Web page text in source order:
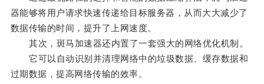
器能够将用户请求快速传递给目标服务器，从而大大减少了
数据传输的时间，提升了上网速度。
其次，斑马加速器还内置了一套强大的网络优化机制。
它可以自动识别并清理网络中的垃圾数据、缓存数据和
过期数据，提高网络传输的效率。